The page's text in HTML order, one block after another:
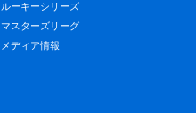
ルーキーシリーズ
マスターズリーグ
メディア情報